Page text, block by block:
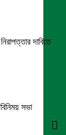
দাবিতে
সভা